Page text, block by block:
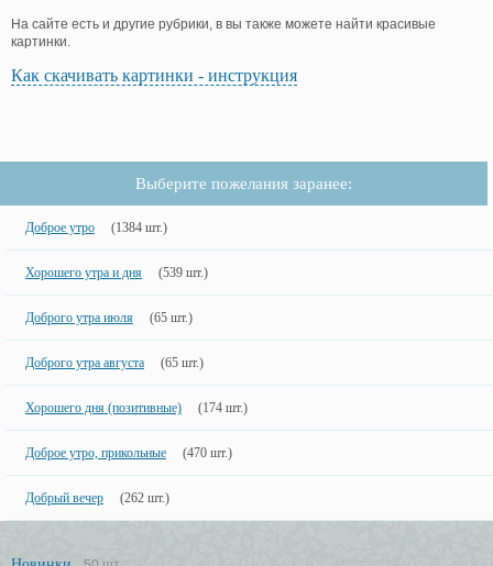
На сайте есть и другие рубрики, в вы также можете найти красивые
картинки.
Как скачивать картинки - инструкция
Выберите пожелания заранее:
Доброе утро (1384 шт.)
Хорошего утра и дня (539 шт.)
Доброго утра июля (65 шт.)
Доброго утра августа (65 шт.)
Хорошего дня (позитивные) (174 шт.)
Доброе утро, прикольные (470 шт.)
Добрый вечер (262 шт.)